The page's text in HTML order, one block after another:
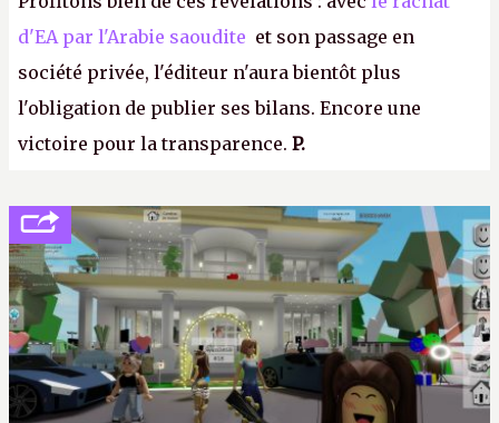
d'EA par l'Arabie saoudite et son passage en
société privée, l'éditeur n'aura bientôt plus
l'obligation de publier ses bilans. Encore une
victoire pour la transparence. P.